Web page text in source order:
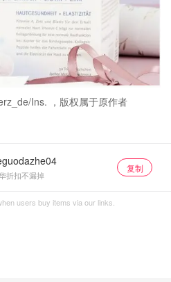
Ins. ，版权属于原作者
折扣不漏掉
复制
users buy items via our links.